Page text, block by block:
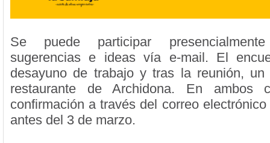
Se puede participar
sugerencias e ideas vía e-mail. El
desayuno de trabajo y tras la reunión,
restaurante de Archidona. En ambos
confirmación a través del correo
antes del 3 de marzo.